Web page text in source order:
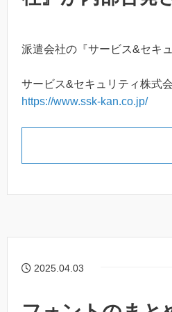
派遣会社の『サービス&セキ
サービス&セキュリティ株式
https://www.ssk-kan.co.jp/
2025.04.03